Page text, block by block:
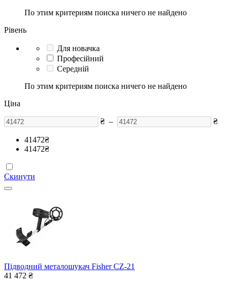
По этим критериям поиска ничего не найдено
Рівень
Для новачка
Професійний
Середній
По этим критериям поиска ничего не найдено
Ціна
₴ – ₴
41472₴
41472₴
Скинути
Підводний металошукач Fisher CZ-21
41 472 ₴